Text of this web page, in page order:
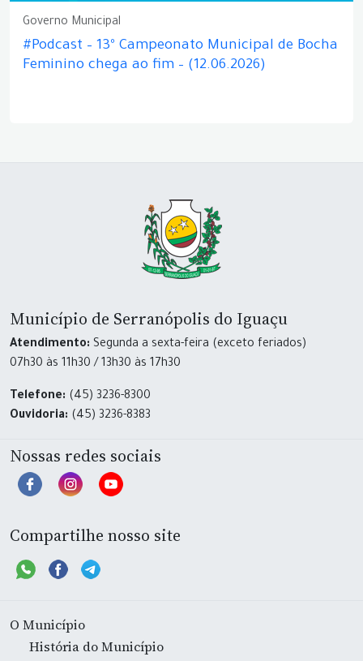
Governo Municipal
#Podcast – 13º Campeonato Municipal de Bocha
Feminino chega ao fim – (12.06.2026)
Município de Serranópolis do Iguaçu
Atendimento: Segunda a sexta-feira (exceto feriados)
07h30 às 11h30 / 13h30 às 17h30
Telefone: (45) 3236-8300
Ouvidoria: (45) 3236-8383
Nossas redes sociais
Compartilhe nosso site
O Município
História do Município